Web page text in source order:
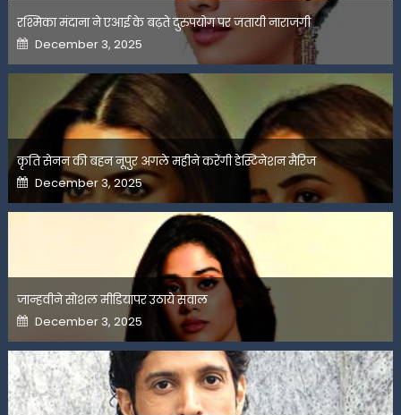
रश्मिका मंदाना ने एआई के बढ़ते दुरुपयोग पर जतायी नाराजगी
Posted
on
December 3, 2025
कृति सेनन की बहन नूपुर अगले महीने करेंगी डेस्टिनेशन मैरिज
Posted
on
December 3, 2025
जान्हवीने सोशल मीडियापर उठाये सवाल
Posted
on
December 3, 2025